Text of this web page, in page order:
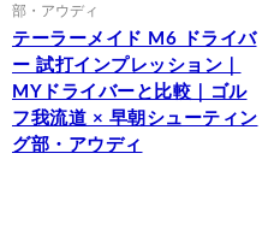
部・アウディ
テーラーメイド M6 ドライバ
ー 試打インプレッション｜
MYドライバーと比較｜ゴル
フ我流道 × 早朝シューティン
グ部・アウディ